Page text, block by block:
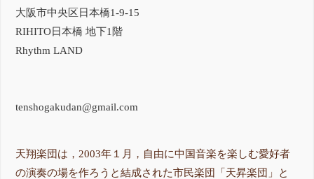
大阪市中央区日本橋1-9-15
RIHITO日本橋 地下1階
Rhythm LAND
tenshogakudan@gmail.com
天翔楽団は，2003年１月，自由に中国音楽を楽しむ愛好者
の演奏の場を作ろうと結成された市民楽団「天昇楽団」と